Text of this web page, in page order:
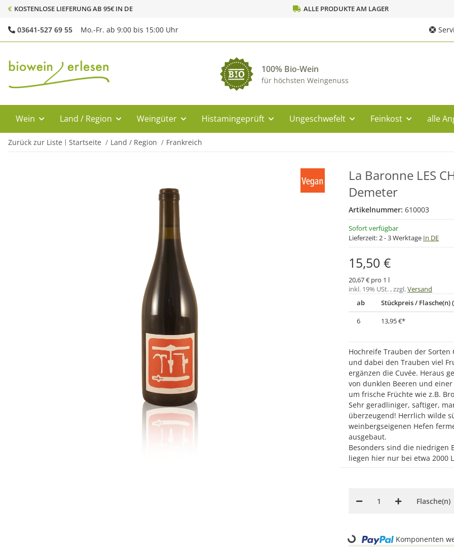
€ KOSTENLOSE LIEFERUNG AB 95€ IN DE ALLE PRODUKTE AM LAGER
03641-527 69 55 Mo.-Fr. ab 9:00 bis 15:00 Uhr
100% Bio-Wein
für höchsten Weingenuss
Wein Land / Region Weingüter Histamingeprüft Ungeschwefelt Feinkost alle
Zurück zur Liste Startseite Land / Region Frankreich
La Baronne LES
Demeter
Artikelnummer: 610003
Sofort verfügbar
Lieferzeit:2 - 3 Werktage In DE
15,50 €
20,67 € pro 1 l
inkl. 19% USt. , zzgl.Versand
ab
Stückpreis / Flasche(n)
6
13,95 €*
Hochreife Trauben der
und dabei den Trauben viel
ergänzen die Cuvée. Heraus
von dunklen Beeren und
um frische Früchte wie z.B.
Sehr geradliniger, saftiger,
überzeugend! Herrlich wilde
weinbergseigenen Hefen
ausgebaut.
Besonders sind die niedrigen
liegen hier nur bei etwa 2000
Flasche(n)
Loading... Komponenten